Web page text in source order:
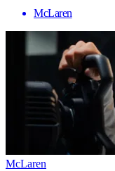
McLaren
McLaren